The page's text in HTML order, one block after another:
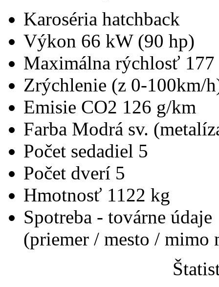
Karoséria hatchback
Výkon 66 kW (90 hp)
Maximálna rýchlosť
Zrýchlenie (z 0-100km/
Emisie CO2 126 g/km
Farba Modrá sv.
Počet sedadiel 5
Počet dverí 5
Hmotnosť 1122 kg
Spotreba - továrne údaje
(priemer / mesto / mimo